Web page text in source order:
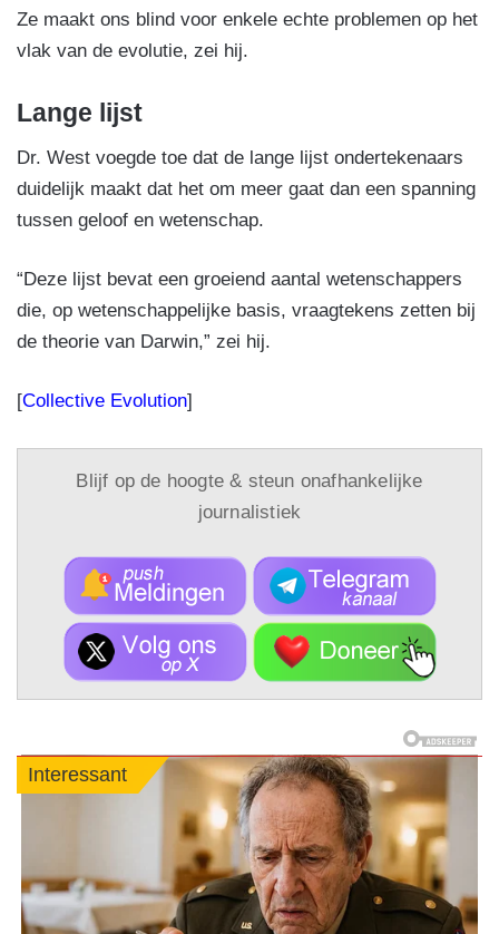
Ze maakt ons blind voor enkele echte problemen op het
vlak van de evolutie, zei hij.
Lange lijst
Dr. West voegde toe dat de lange lijst ondertekenaars
duidelijk maakt dat het om meer gaat dan een spanning
tussen geloof en wetenschap.
“Deze lijst bevat een groeiend aantal wetenschappers
die, op wetenschappelijke basis, vraagtekens zetten bij
de theorie van Darwin,” zei hij.
[Collective Evolution]
Blijf op de hoogte & steun onafhankelijke
journalistiek
Interessant